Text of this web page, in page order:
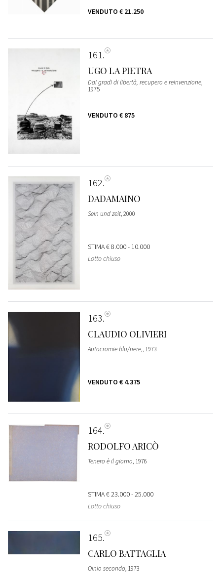
VENDUTO € 21.250
161
UGO LA PIETRA
Dai gradi di libertà, recupero e reinvenzione,
1975
VENDUTO € 875
162
DADAMAINO
Sein und zeit, 2000
STIMA€ 8.000 - 10.000
Lotto chiuso
163
CLAUDIO OLIVIERI
Autocromie blu/nere,, 1973
VENDUTO € 4.375
164
RODOLFO ARICÒ
Tenero è il giorno, 1976
STIMA€ 23.000 - 25.000
Lotto chiuso
165
CARLO BATTAGLIA
Oinio secondo, 1973